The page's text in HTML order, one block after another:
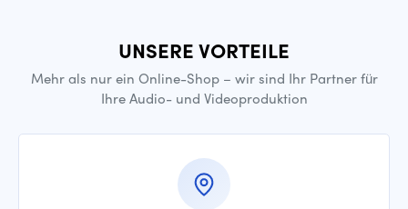
UNSERE VORTEILE
Mehr als nur ein Online-Shop – wir sind Ihr Partner für
Ihre Audio- und Videoproduktion